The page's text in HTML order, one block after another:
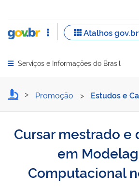
Abrir menu principal de navegação
Serviços e Informações do Brasil
CursarPromoção > Estudos e
Cursar mestrado e
em
Computacional